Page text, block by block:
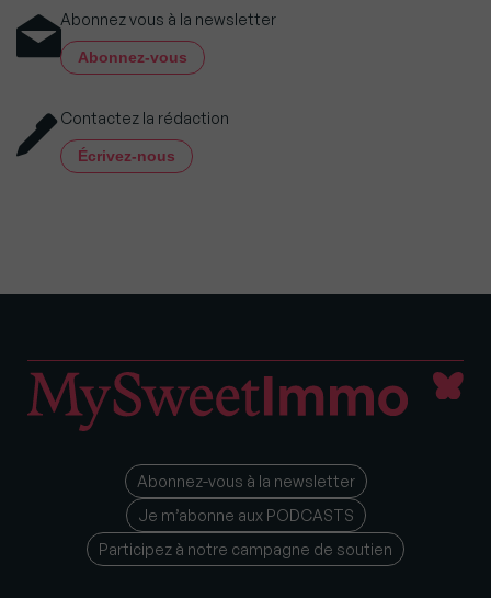
Abonnez vous à la newsletter
Abonnez-vous
Contactez la rédaction
Écrivez-nous
Abonnez-vous à la newsletter
Je m’abonne aux PODCASTS
Participez à notre campagne de soutien